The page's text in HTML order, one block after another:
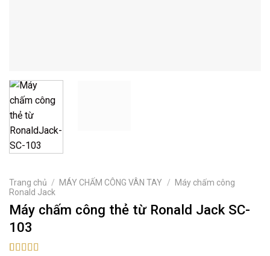
Trang chủ / MÁY CHẤM CÔNG VÂN TAY /
Máy chấm công
Ronald Jack
Máy chấm công thẻ từ Ronald Jack SC-
103